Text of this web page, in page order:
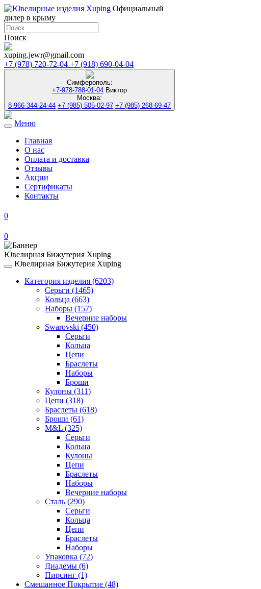
Официальный
дилер в крыму
Поиск
xuping.jewr@gmail.com
+7 (978) 720-72-04 +7 (918) 690-04-04
Симферополь:
+7-978-788-01-04 Виктор
Москва:
8-966-344-24-44 +7 (985) 505-02-97 +7 (985) 268-69-47
Toggle
navigation
Меню
Главная
О нас
Оплата и доставка
Отзывы
Акции
Сертификаты
Контакты
0
0
Ювелирная Бижутерия Xuping
Toggle
navigation
Ювелирная Бижутерия Xuping
Категория изделия (6203)
Серьги (1465)
Кольца (663)
Наборы (157)
Вечерние наборы
Swarovski (450)
Серьги
Кольца
Цепи
Браслеты
Наборы
Броши
Кулоны (311)
Цепи (318)
Браслеты (618)
Броши (61)
M&L (325)
Серьги
Кольца
Кулоны
Цепи
Браслеты
Наборы
Вечерние наборы
Сталь (290)
Серьги
Кольца
Цепи
Браслеты
Наборы
Упаковка (72)
Диадемы (6)
Пирсинг (1)
Смешанное Покрытие (48)